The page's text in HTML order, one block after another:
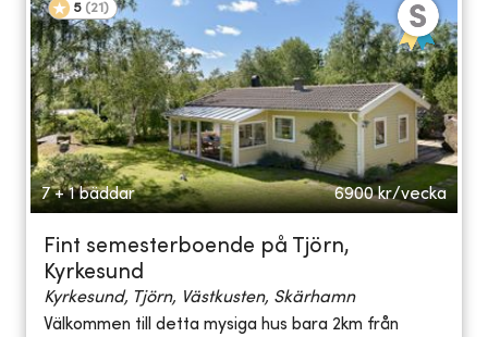
5 (21 )
7 + 1 bäddar 6900 kr/vecka
Fint semesterboende på Tjörn,
Kyrkesund
Kyrkesund, Tjörn, Västkusten, Skärhamn
Välkommen till detta mysiga hus bara 2km från